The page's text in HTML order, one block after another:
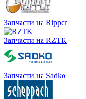
Запчасти на Ripper
Запчасти на RZTK
Запчасти на Sadko